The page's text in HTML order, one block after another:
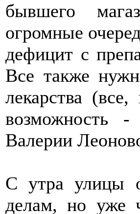
бывшего
огромные
дефицит с
Все также
лекарства
возможность
Валерии
С утра улицы
делам, но уже